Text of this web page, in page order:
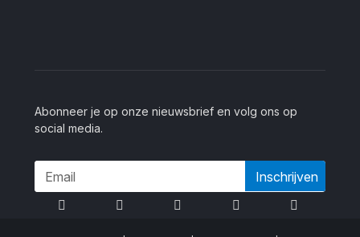
Abonneer je op onze nieuwsbrief en volg ons op
social media.
Inschrijven